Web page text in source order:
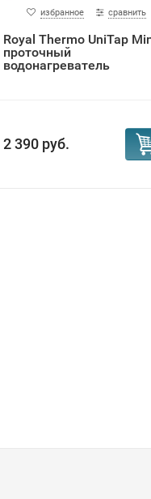
избранное сравнить
Royal Thermo UniTap
проточный
водонагреватель
2 390 руб.